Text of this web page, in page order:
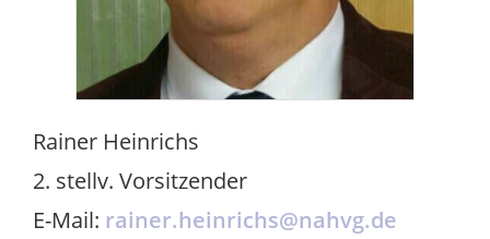
Rainer Heinrichs
2. stellv. Vorsitzender
E-Mail: rainer.heinrichs@nahvg.de